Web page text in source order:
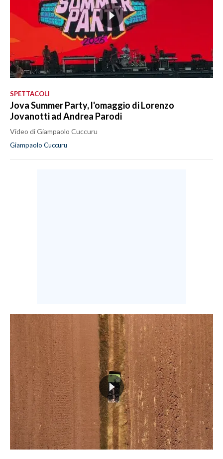
SPETTACOLI
Jova Summer Party, l'omaggio di Lorenzo
Jovanotti ad Andrea Parodi
Video di Giampaolo Cuccuru
Giampaolo Cuccuru